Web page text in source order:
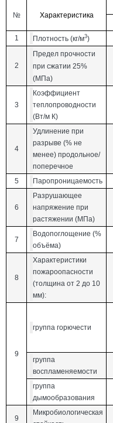
№ Характеристика
1
Плотность (кг/м3)
2
Предел прочности
при сжатии 25%
(МПа)
3
Коэффициент
теплопроводности
(Вт/м К)
4
Удлинение при
разрыве (% не
менее) продольное/
поперечное
5 Паропроницаемость
6
Разрушающее
напряжение при
растяжении (МПа)
7
Водопоглощение (%
объёма)
8
Характеристики
пожароопасности
(толщина от 2 до 10
мм):
9
группа горючести
группа
воспламеняемости
группа
дымообразования
9
Микробиологическая